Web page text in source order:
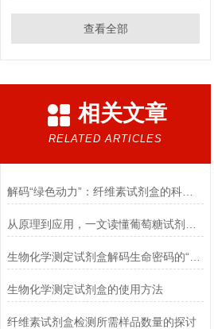
查看全部
相关文章
RELATED ARTICLES
解码“绿色动力”：纤维素试剂盒的科学逻辑
生物化学测定试剂盒的使用方法
纤维素试剂盒检测所需样品数量的探讨